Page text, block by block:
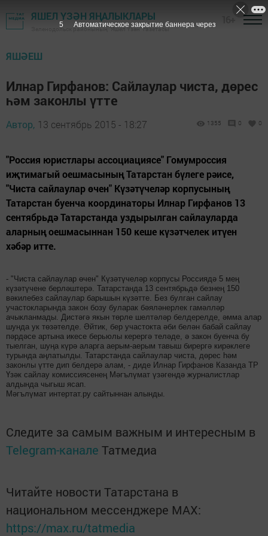
ЯШЕЛ ҮЗӘН ЯҢАЛЫКЛАРЫ
Зеленодольск районының "Яшел Үзән" газетасы
ЯШӘЕШ
Илнар Гирфанов: Сайлаулар чиста, дөрес
һәм законлы үтте
Автор, 13 сентябрь 2015 - 18:27 1355 0 0
"Россия юристлары ассоциациясе" Гомумроссия
иҗтимагый оешмасының Татарстан бүлеге рәисе,
"Чиста сайлаулар өчен" Күзәтүчеләр корпусының
Татарстан буенча координаторы Илнар Гирфанов 13
сентябрьдә Татарстанда уздырылган сайлауларда
аларның оешмасыннан 150 кеше күзәтчелек итүен
хәбәр итте.
- "Чиста сайлаулар өчен" Күзәтүчеләр корпусы Россиядә 5 мең
күзәтүчене берләштерә. Татарстанда 13 сентябрьдә безнең 150
вәкилебез сайлаулар барышын күзәтте. Без булган сайлау
участокларында закон бозу буларак бәяләнерлек гамәлләр
ачыкланмады. Дистәгә якын төрле шелтәләр белдерелде, әмма алар
шунда ук төзәтелде. Әйтик, бер участокта әби белән бабай сайлау
пәрдәсе артына икесе берьюлы керергә теләде, ә закон буенча бу
тыелган, шуңа күрә аларга аерым-аерым тавыш бирергә кирәклеге
турында аңлатылды. Татарстанда сайлаулар чиста, дөрес һәм
законлы үтте дип белдерә алам, - диде Илнар Гирфанов Казанда ТР
Үзәк сайлау комиссиясенең Мәгълүмат үзәгендә журналистлар
алдында чыгыш ясап.
Мәгълүмат интертат.ру сайтыннан алынды.
Следите за самым важным и интересным в
Telegram-канале Татмедиа
Читайте новости Татарстана в
национальном мессенджере MАХ:
https://max.ru/tatmedia
5 Автоматическое закрытие баннера через